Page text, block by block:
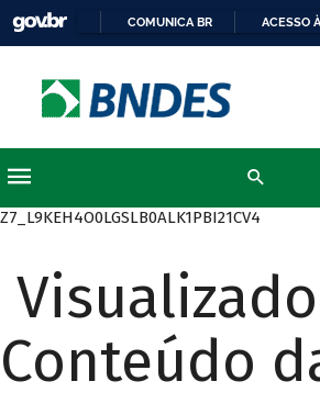
COMUNICA BR ACESSO
Z7_L9KEH4O0LGSLB0ALK1PBI21CV4
Conteúdo